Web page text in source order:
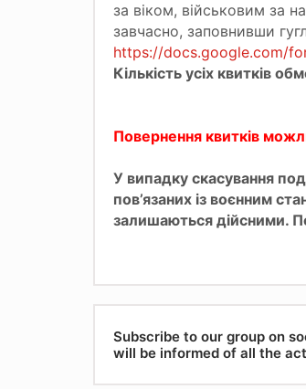
за віком, військовим за
завчасно, заповнивши
https://docs.google.com/
Кількість усіх квитків
Повернення квитків
У випадку скасування
пов’язаних із воєнним
залишаються дійсними.
Subscribe to our group on
will be informed of all the